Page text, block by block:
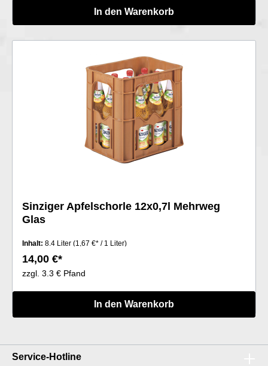
In den Warenkorb
Sinziger Apfelschorle 12x0,7l Mehrweg
Glas
Inhalt: 8.4 Liter (1,67 €* / 1 Liter)
14,00 €*
zzgl. 3.3 € Pfand
In den Warenkorb
Service-Hotline